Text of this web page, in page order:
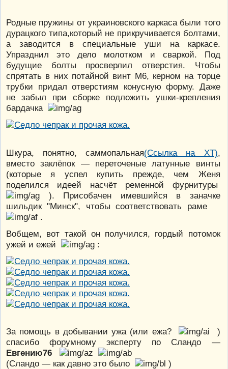
Родные пружины от украиновского каркаса были того
дурацкого типа,который не прикручивается болтами,
а заводится в специальные уши на каркасе.
Упразднил это дело молотком и сваркой. Под
будущие болты просверлил отверстия. Чтобы
спрятать в них потайной винт М6, керном на торце
трубки придал отверстиям конусную форму. Даже
не забыл при сборке подложить ушки-крепления
бардачка
Шкура, понятно, саммопальная(Ссылка на ХТ),
вместо заклёпок — переточеные латунные винты
(которые я успел купить прежде, чем Женя
поделился идеей насчёт ременной фурнитуры
). Присобачен имевшийся в заначке
шильдик "Минск", чтобы соответствовать раме
.
Вобщем, вот такой он получился, гордый потомок
ужей и ежей
:
За помощь в добывании ужа (или ежа?
)
спасибо форумному эксперту по Сландо —
Евгению76
(Сландо — как давно это было
)